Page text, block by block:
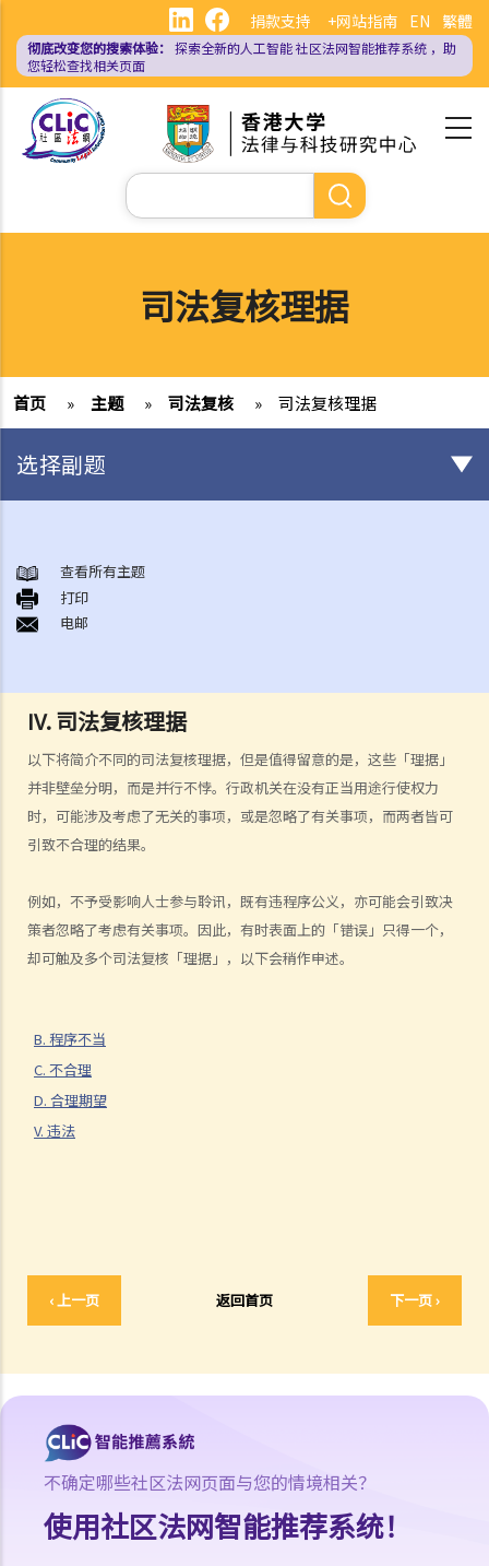
主
EN 繁體
捐款支持 +网站指南
彻底改变您的搜索体验： 探索全新的人工智能社区法网智能推荐系统 ，助
您轻松查找相关页面
搜
索
司法复核理据
首页 » 主题 » 司法复核 » 司法复核理据
IV. 司法复核理据
以下将简介不同的司法复核理据，但是值得留意的是，这些「理据」
并非壁垒分明，而是并行不悖。行政机关在没有正当用途行使权力
时，可能涉及考虑了无关的事项，或是忽略了有关事项，而两者皆可
引致不合理的结果。
例如，不予受影响人士参与聆讯，既有违程序公义，亦可能会引致决
策者忽略了考虑有关事项。因此，有时表面上的「错误」只得一个，
却可触及多个司法复核「理据」，以下会稍作申述。
B. 程序不当
C. 不合理
D. 合理期望
V. 违法
‹ 上一页 返回首页 下一页 ›
选择副题
司法复核的基础和法庭的角色
什么时候可以进行司法复核
A. 司法复核的独有程序
D. 其他补救方法
E. 排除条款
F. 申请人的资格
司法复核理据
B. 程序不当
2. 公平聆讯的权利
3. 独立和无私
4. 理由
1. 越权
2. 违反立法目的及达至不当目的
7. 作出查询的责任
8. 过份拖延
A. 宪制性的质疑
B. 比例原则
C. 适用于宪制性的质疑的比例原则
程序
B. 许可申请：申请和程序
查看所有主题
打印
电邮
不确定哪些社区法网页面与您的情境相关？
使用社区法网智能推荐系统！